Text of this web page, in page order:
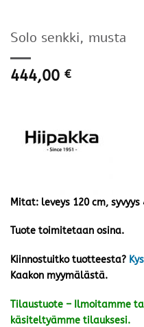
Solo senkki, musta
444,00 €
Mitat: leveys 120 cm,
Tuote toimitetaan osina.
Kiinnostuitko tuotteesta?
Kaakon myymälästä.
Tilaustuote – Ilmoitamme
käsiteltyämme tilauksesi.